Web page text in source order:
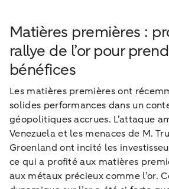
Matières premières :
rallye de l’or pour
bénéfices
Les matières premières ont
solides performances dans un
géopolitiques accrues. L’attaque
Venezuela et les menaces de M.
Groenland ont incité les
ce qui a profité aux matières
aux métaux précieux comme l’or.